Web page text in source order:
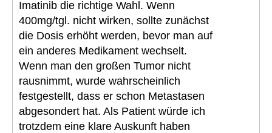
Imatinib die richtige Wahl. Wenn
400mg/tgl. nicht wirken, sollte zunächst
die Dosis erhöht werden, bevor man auf
ein anderes Medikament wechselt.
Wenn man den großen Tumor nicht
rausnimmt, wurde wahrscheinlich
festgestellt, dass er schon Metastasen
abgesondert hat. Als Patient würde ich
trotzdem eine klare Auskunft haben